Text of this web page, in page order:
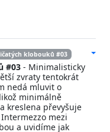
klobouků #03
#03 - Minimalisticky
zvraty tentokrát
nedá mluvit o
minimálně
kreslena převyšuje
mezi
a uvidíme jak